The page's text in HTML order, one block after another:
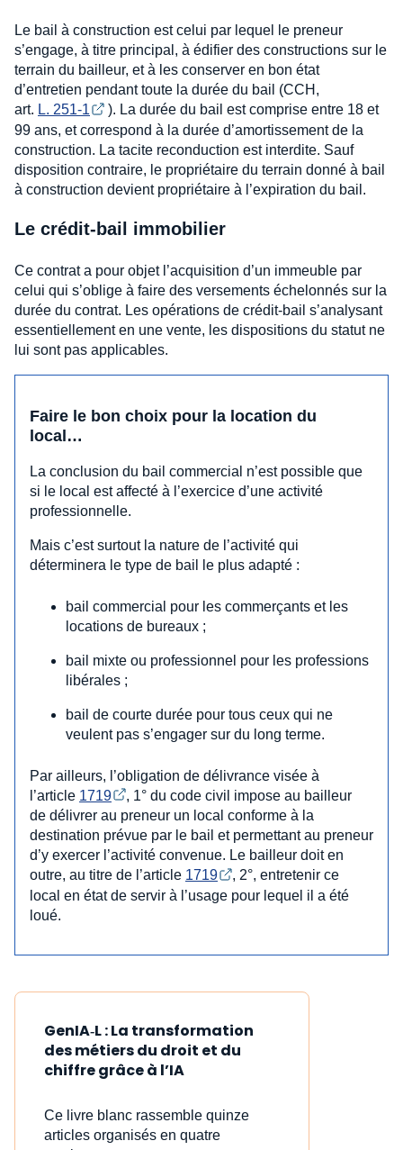
Le bail à construction est celui par lequel le preneur
s’engage, à titre principal, à édifier des constructions sur le
terrain du bailleur, et à les conserver en bon état
d’entretien pendant toute la durée du bail (CCH,
art. L. 251-1
). La durée du bail est comprise entre 18 et
99 ans, et correspond à la durée d’amortissement de la
construction. La tacite reconduction est interdite. Sauf
disposition contraire, le propriétaire du terrain donné à bail
à construction devient propriétaire à l’expiration du bail.
Le crédit-bail immobilier
Ce contrat a pour objet l’acquisition d’un immeuble par
celui qui s’oblige à faire des versements échelonnés sur la
durée du contrat. Les opérations de crédit-bail s’analysant
essentiellement en une vente, les dispositions du statut ne
lui sont pas applicables.
Faire le bon choix pour la location du
local…
La conclusion du bail commercial n’est possible que
si le local est affecté à l’exercice d’une activité
professionnelle.
Mais c’est surtout la nature de l’activité qui
déterminera le type de bail le plus adapté :
bail commercial pour les commerçants et les
locations de bureaux ;
bail mixte ou professionnel pour les professions
libérales ;
bail de courte durée pour tous ceux qui ne
veulent pas s’engager sur du long terme.
Par ailleurs, l’obligation de délivrance visée à
l’article 1719
, 1° du code civil impose au bailleur
de délivrer au preneur un local conforme à la
destination prévue par le bail et permettant au preneur
d’y exercer l’activité convenue. Le bailleur doit en
outre, au titre de l’article 1719
, 2°, entretenir ce
local en état de servir à l’usage pour lequel il a été
loué.
GenIA‑L : La transformation
des métiers du droit et du
chiffre grâce à l’IA
Ce livre blanc rassemble quinze
articles organisés en quatre